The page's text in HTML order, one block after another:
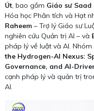
Út, bao gồm Giáo sư
Hóa học Phân tích và Hạt
Raheem – Trợ lý Giáo sư
nghiên cứu Quản trị AI – và
pháp lý về luật và AI.
the Hydrogen-AI Nexus:
Governance, and AI-
cạnh pháp lý và quản trị
AI.